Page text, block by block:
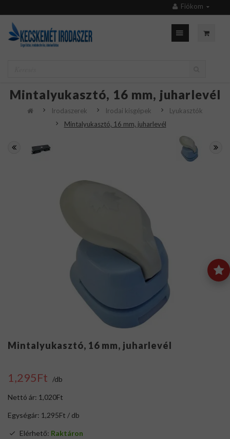
Fiókom
Mintalyukasztó, 16 mm, juharlevél
Irodaszerek Irodai kisgépek
Lyukasztók
Mintalyukasztó, 16 mm, juharlevél
Mintalyukasztó, 16 mm, juharlevél
1,295Ft /db
Nettó ár: 1,020Ft
Egységár: 1,295Ft / db
Elérhető: Raktáron